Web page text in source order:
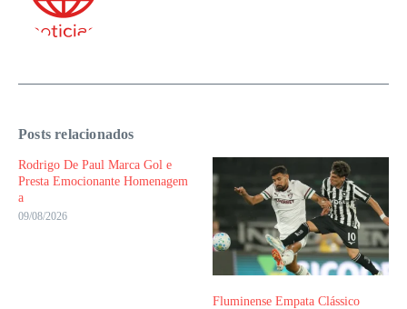
Posts relacionados
Rodrigo De Paul Marca Gol e
Presta Emocionante Homenagem
a
09/08/2026
Fluminense Empata Clássico